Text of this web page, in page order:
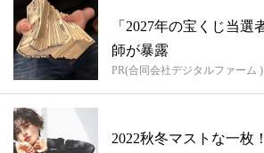
「2027年の宝くじ当選
師が暴露
PR(合同会社デジタルファーム )
2022秋冬マストな一枚